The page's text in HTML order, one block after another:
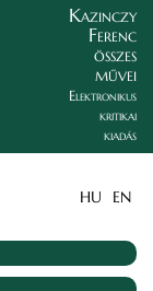
Kazinczy
Ferenc
összes
művei
Elektronikus
kritikai
kiadás
HU EN